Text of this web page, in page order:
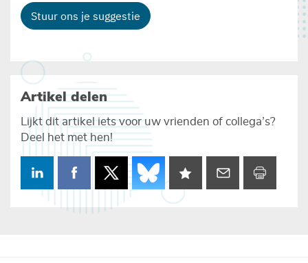
Stuur ons je suggestie
Artikel delen
Lijkt dit artikel iets voor uw vrienden of collega’s?
Deel het met hen!